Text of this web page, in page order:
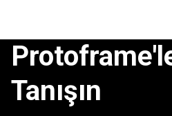
Tanışın